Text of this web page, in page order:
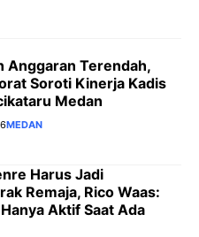
Anggaran Terendah,
Soroti Kinerja Kadis
Medan
MEDAN
Harus Jadi
Remaja, Rico Waas:
Aktif Saat Ada